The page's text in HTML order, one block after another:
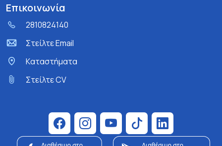
Επικοινωνία
2810824140
Στείλτε Email
Kαταστήματα
Στείλτε CV